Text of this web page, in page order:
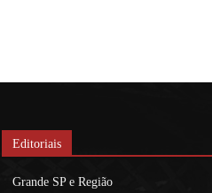
Editoriais
Grande SP e Região